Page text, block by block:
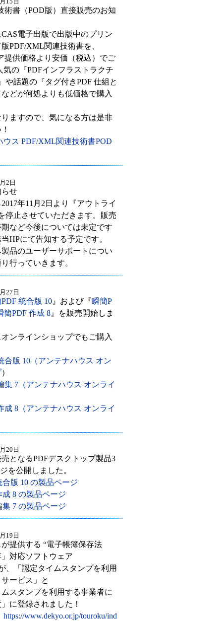
術書（POD版）直接販売のお知
電子出版で出版中のプリン
PDF/XML関連技術書を、
提供価格より安価（税込）でご
気の『PDFインフラストラクチ
や話題の『タグ付きPDF 仕組と
どが何処よりも低価格で購入
ますので、気になる方は是非
ウス PDF/XML関連技術書POD
2日
せ
年11月2日より『アウトライ
停止させていただきます。販売
など今後については未定です
HPにて告知する予定です。
品のユーザーサポートについ
行っていきます。
27日
統合版 10 』および『瞬簡P
簡PDF 作成 8 』を販売開始しま
ンラインショップでもご購入
合版 10（アンテナハウス オン
）
集 7（アンテナハウス オンライ
成 8（アンテナハウス オンライ
20日
となるPDFデスクトップ製品3
を公開しました。
合版 10 の製品ページ
成 8 の製品ページ
集 7 の製品ページ
19日
提供する “電子帳簿保存法
対応ソフトウェア
、「認定タイムスタンプを利用
ービス」と
スタンプを利用する事業者に
に登録されました！
https://www.dekyo.or.jp/touroku/ind